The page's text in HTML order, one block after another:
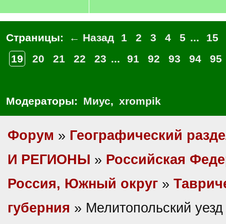
Страницы: ← Назад 1 2 3 4 5 ...
15
19
20 21 22 23 ... 91 92 93 94 95
Модераторы: Миус, xrompik
Форум » Географический
И РЕГИОНЫ » Российская
Россия, Южный округ »
губерния » Мелитопольский